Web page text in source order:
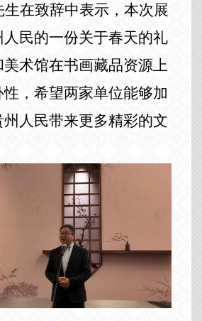
生在致辞中表示，本次展
人民的一份关于春天的礼
术馆在书画藏品资源上
，希望两家单位能够加
人民带来更多精彩的文